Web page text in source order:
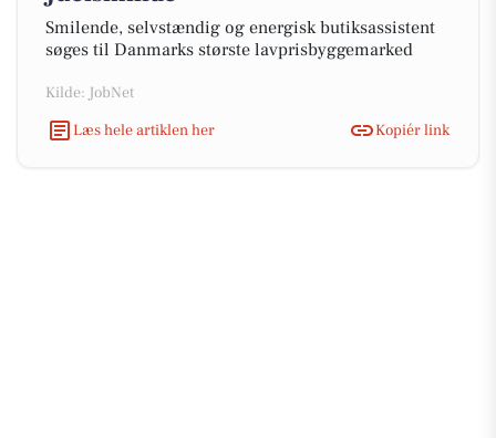
Smilende, selvstændig og energisk butiksassistent
søges til Danmarks største lavprisbyggemarked
Kilde: JobNet
Læs hele artiklen her
Kopiér link